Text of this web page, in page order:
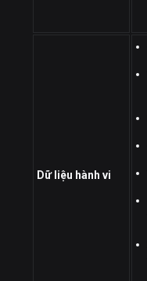
Dữ liệu hành vi